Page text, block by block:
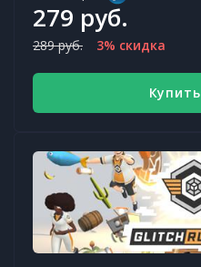
279 руб.
289 руб. 3% скидка
Купить